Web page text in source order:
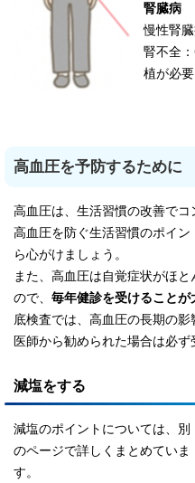
腎臓病
慢性腎
腎不全
植が必要
高血圧を予防するために
高血圧は、生活習慣の改善でコ
高血圧を防ぐ生活習慣のポイ
ら心がけましょう。
また、高血圧は自覚症状がほ
ので、 毎年健診を受けることが
底検査では、高血圧の長期の影
医師から勧められた場合は必ず
減塩をする
減塩のポイントについては、別
のページで詳しくまとめていま
す。